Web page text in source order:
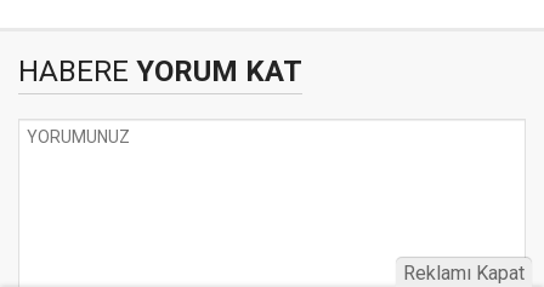
HABERE YORUM KAT
Reklamı Kapat